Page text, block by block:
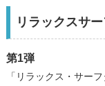
リラックスサ
第1弾
「リラックス・サー